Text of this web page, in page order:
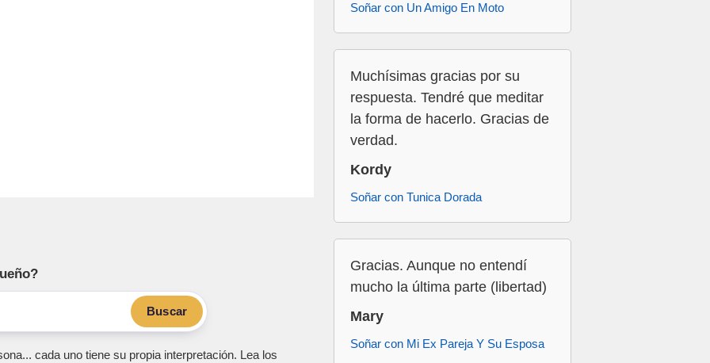
Buscar
cada uno tiene su propia interpretación. Lea los
Soñar con Un Amigo En Moto
Muchísimas gracias por su
respuesta. Tendré que meditar
la forma de hacerlo. Gracias de
verdad.
Kordy
Soñar con Tunica Dorada
Gracias. Aunque no entendí
mucho la última parte (libertad)
Mary
Soñar con Mi Ex Pareja Y Su Esposa